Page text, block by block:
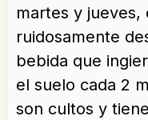
martes y
ruidosamente
bebida que
el suelo cada 2
son cultos y